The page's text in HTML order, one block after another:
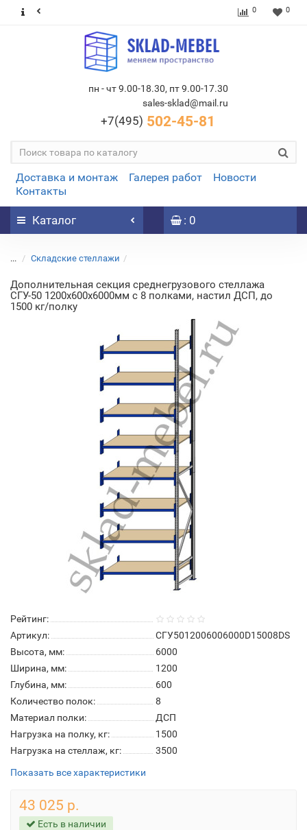
0 0
пн - чт 9.00-18.30, пт 9.00-17.30
sales-sklad@mail.ru
+7(495) 502-45-81
Доставка и монтаж Галерея работ
Новости
Контакты
Каталог : 0
... Складские стеллажи
Дополнительная секция среднегрузового стеллажа
СГУ-50 1200х600х6000мм с 8 полками, настил ДСП, до
1500 кг/полку
Рейтинг:
Артикул:
СГУ5012006006000D15008DS
Высота, мм:
6000
Ширина, мм:
1200
Глубина, мм:
600
Количество полок:
8
Материал полки:
ДСП
Нагрузка на полку, кг:
1500
Нагрузка на стеллаж, кг:
3500
Показать все характеристики
43 025 р.
Есть в наличии